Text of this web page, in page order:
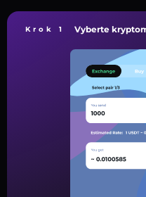
Krok 1 Vyberte